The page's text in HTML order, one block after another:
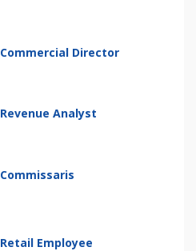
Commercial Director
Revenue Analyst
Commissaris
Retail Employee